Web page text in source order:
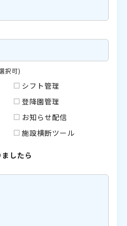
択可)
シフト管理
登降園管理
お知らせ配信
施設横断ツール
したら